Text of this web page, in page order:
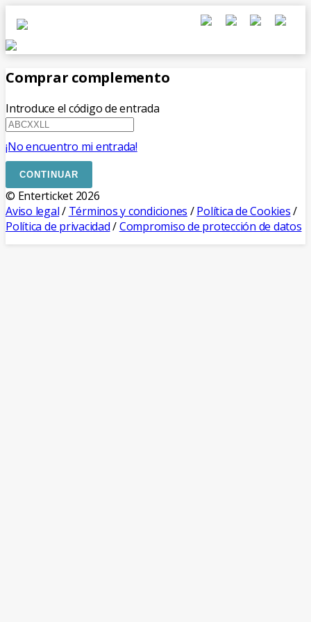
Comprar complemento
Introduce el código de entrada
¡No encuentro mi entrada!
CONTINUAR
© Enterticket 2026
Aviso legal/ Términos y condiciones /Política de Cookies/
Política de privacidad/Compromiso de protección de datos